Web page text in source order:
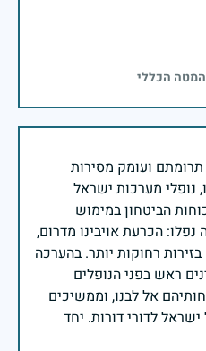
המטה הכללי
ועומק מסירות
נופלי מערכות ישראל
הביטחון במימוש
הכרעת אויבינו מדרום,
בזירות רחוקות יותר. בהערכה
ראש בפני הנופלים
אל לבנו, וממשיכים
לדורי דורות. יחד